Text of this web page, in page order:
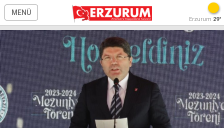
MENÜ
Erzurum 29°